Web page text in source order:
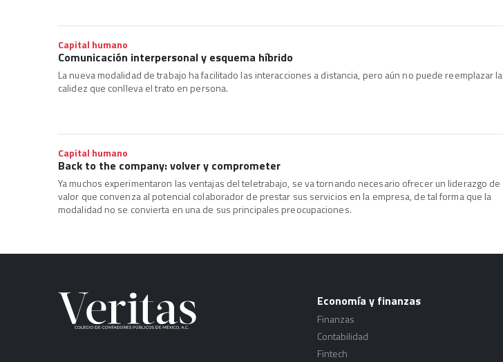
Capital humano
Comunicación interpersonal y esquema híbrido
La nueva modalidad de trabajo ha facilitado las interacciones a distancia, pero aún no puede reemplazar la
calidez que conlleva el trato en persona.
Capital humano
Back to the company: volver y comprometer
Ya muchos experimentaron las ventajas del teletrabajo, se va tornando necesario ofrecer un liderazgo de
valor que convenza al potencial colaborador de prestar sus servicios en la empresa, de tal forma que la
modalidad no se convierta en una de sus principales preocupaciones.
Economía y finanzas
Finanzas
Contabilidad
Fintech